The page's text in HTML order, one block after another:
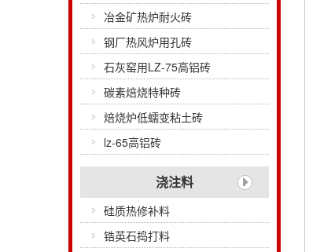
冶金矿热炉耐火砖
钢厂热风炉用孔砖
石灰窑用LZ-75高铝砖
碳素焙烧特种砖
焙烧炉低蠕变粘土砖
lz-65高铝砖
浇注料
硅质热修补料
锆英石捣打料